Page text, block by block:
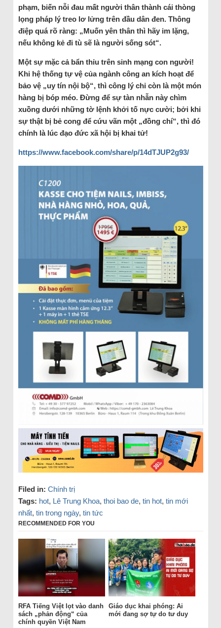
phạm, biến nỗi đau mất người thân thành cái thòng
lọng pháp lý treo lơ lửng trên đầu dân đen. Thông
điệp quá rõ ràng: „Muốn yên thân thì hãy im lặng,
nếu không kẻ đi tù sẽ là người sống sót“.
Một sự mặc cả bẩn thỉu trên sinh mạng con người!
Khi hệ thống tự vệ của ngành công an kích hoạt để
bảo vệ „uy tín nội bộ“, thì công lý chỉ còn là một món
hàng bị bóp méo. Đừng để sự tàn nhẫn này chìm
xuồng dưới những tờ lệnh khởi tố nực cười; bởi khi
sự thật bị bẻ cong để cứu vãn một „đồng chí“, thì đó
chính là lúc đạo đức xã hội bị khai tử!
https://www.facebook.com/share/p/14dTJUP2g93/
Filed in: Chính trị
Tags: hot, Lê Trung Khoa, thoi bao de, tin hot, tin mới
nhất, tin trong ngày, tin tức
RECOMMENDED FOR YOU
RFA Tiếng Việt lọt vào danh
sách „phản động“ của
chính quyền Việt Nam
Giáo dục khai phóng: Ai
mới đang sợ tự do tư duy